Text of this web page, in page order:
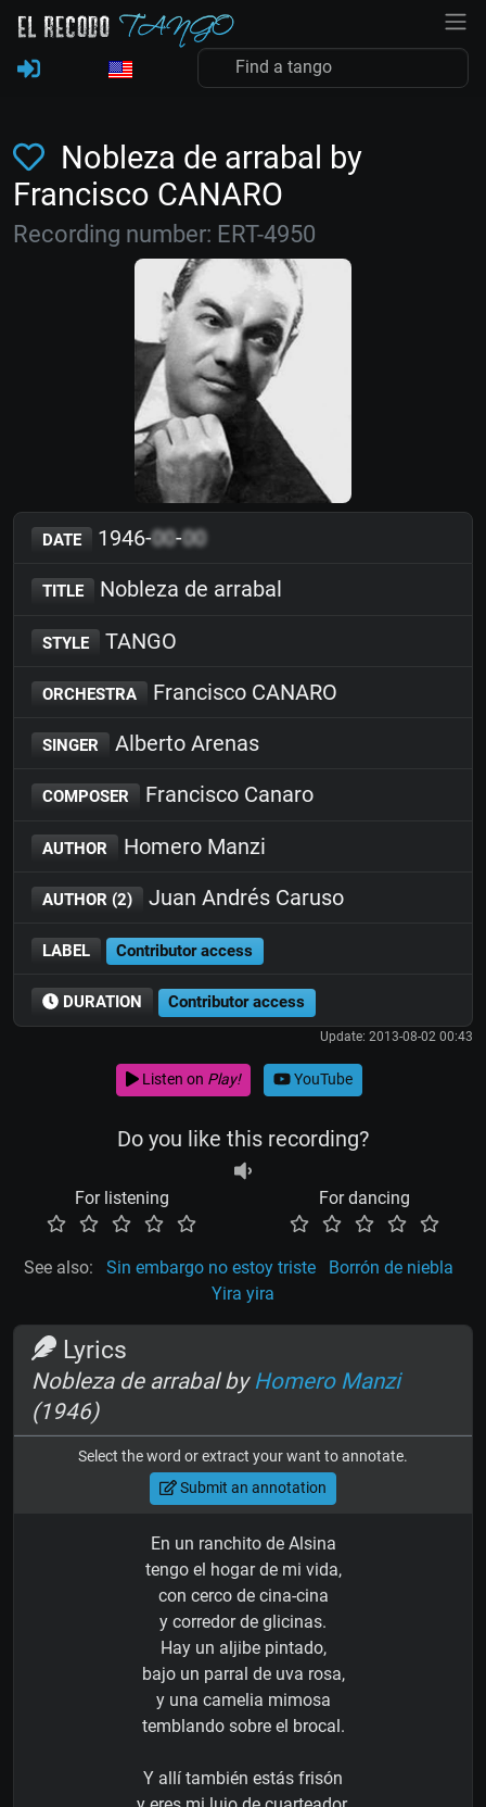
Nobleza de arrabal by
Francisco CANARO
Recording number: ERT-4950
DATE 1946-00-00
TITLE Nobleza de arrabal
STYLE TANGO
ORCHESTRA Francisco CANARO
SINGER Alberto Arenas
COMPOSER Francisco Canaro
AUTHOR Homero Manzi
AUTHOR (2) Juan Andrés Caruso
LABEL Contributor access
DURATION Contributor access
Update: 2013-08-02 00:43
Listen on Play! YouTube
Do you like this recording?
For listening For dancing
See also: Sin embargo no estoy triste
Borrón de niebla
Yira yira
Lyrics
Nobleza de arrabal by Homero Manzi
(1946)
Select the word or extract your want to annotate.
Submit an annotation
En un ranchito de Alsina
tengo el hogar de mi vida,
con cerco de cina-cina
y corredor de glicinas.
Hay un aljibe pintado,
bajo un parral de uva rosa,
y una camelia mimosa
temblando sobre el brocal.
Y allí también estás frisón